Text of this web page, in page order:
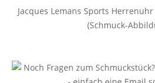
Jacques Lemans Sports Herrenuhr
(Schmuck-